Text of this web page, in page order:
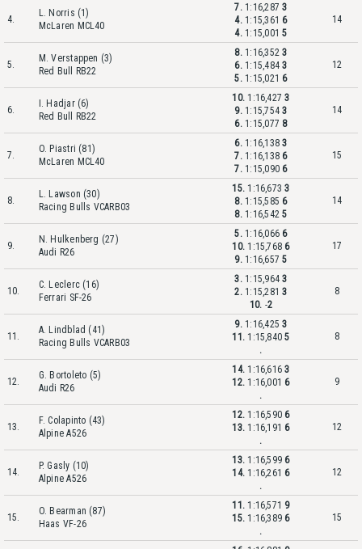
4.
L. Norris (1)
McLaren MCL40
7. 1:16,2873
4. 1:15,361 6
4. 1:15,0015
14
5.
M. Verstappen (3)
Red Bull RB22
8. 1:16,3523
6. 1:15,4843
5. 1:15,021 6
12
6.
I. Hadjar (6)
Red Bull RB22
10. 1:16,4273
9. 1:15,7543
6. 1:15,077 8
14
7.
O. Piastri (81)
McLaren MCL40
6. 1:16,1383
7. 1:16,138 6
7. 1:15,090 6
15
8.
L. Lawson (30)
Racing Bulls VCARB03
15. 1:16,6733
8. 1:15,585 6
8. 1:16,5425
14
9.
N. Hulkenberg (27)
Audi R26
5. 1:16,066 6
10. 1:15,768 6
9. 1:16,6575
17
10.
C. Leclerc (16)
Ferrari SF-26
3. 1:15,9643
2. 1:15,2813
10. -2
8
11.
A. Lindblad (41)
Racing Bulls VCARB03
9. 1:16,4253
11. 1:15,8405
.
8
12.
G. Bortoleto (5)
Audi R26
14. 1:16,6163
12. 1:16,001 6
.
9
13.
F. Colapinto (43)
Alpine A526
12. 1:16,590 6
13. 1:16,191 6
.
12
14.
P. Gasly (10)
Alpine A526
13. 1:16,599 6
14. 1:16,261 6
.
12
15.
O. Bearman (87)
Haas VF-26
11. 1:16,571 9
15. 1:16,389 6
.
15